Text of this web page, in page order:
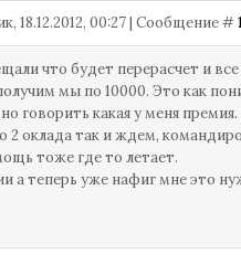
18.12.2012, 00:27 | Сообщение #1
что будет перерасчет и
мы по 10000. Это как
говорить какая у меня
оклада так и ждем,
тоже где то летает.
а теперь уже нафиг мне это